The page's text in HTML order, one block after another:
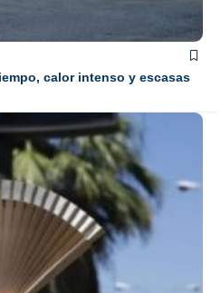
calor intenso y escasas